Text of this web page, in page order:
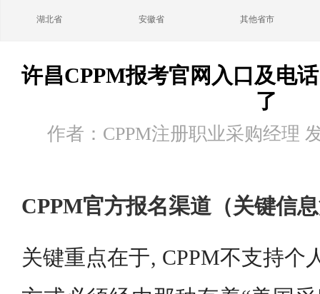
湖北省 安徽省 其他省市
许昌CPPM报考官网入口及电
了
作者：CPPM注册职业采购经理
CPPM官方报名渠道（关键信
关键重点在于, CPPM不支持个